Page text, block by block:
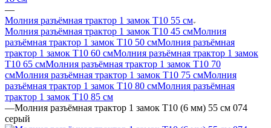
—
Молния разъёмная трактор 1 замок Т10 55 см
Молния разъёмная трактор 1 замок Т10 45 смМолния
разъёмная трактор 1 замок Т10 50 смМолния разъёмная
трактор 1 замок Т10 60 смМолния разъёмная трактор 1 замок
Т10 65 смМолния разъёмная трактор 1 замок Т10 70
смМолния разъёмная трактор 1 замок Т10 75 смМолния
разъёмная трактор 1 замок Т10 80 смМолния разъёмная
трактор 1 замок Т10 85 см
—Молния разъёмная трактор 1 замок Т10 (6 мм) 55 см 074
серый